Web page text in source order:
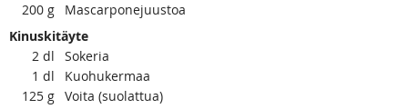
200 g
Mascarponejuustoa
Kinuskitäyte
2 dl
Sokeria
1 dl
Kuohukermaa
125 g Voita (suolattua)